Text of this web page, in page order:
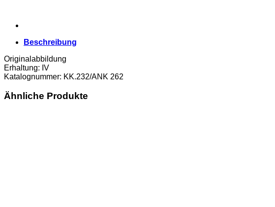
IV
Beschreibung
Originalabbildung
Erhaltung: IV
Katalognummer: KK.232/ANK 262
Ähnliche Produkte